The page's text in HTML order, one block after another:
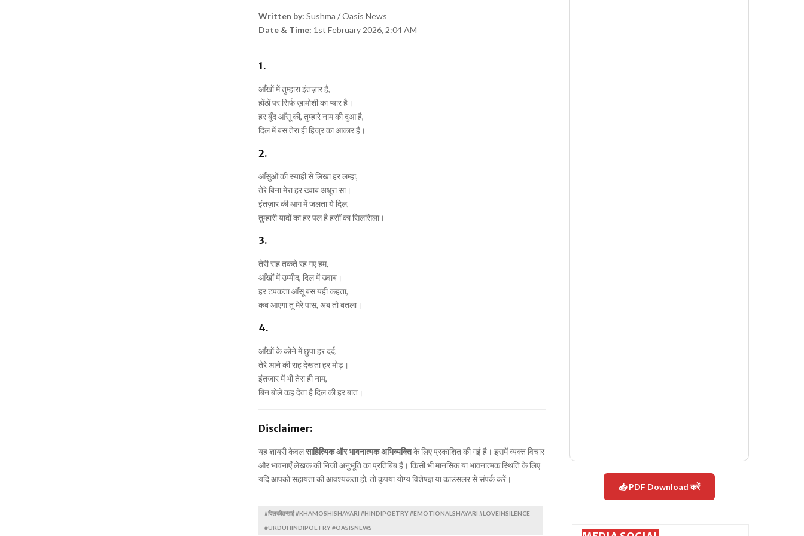
Written by: Sushma / Oasis News
Date & Time: 1st February 2026, 2:04 AM
1.
आँखों में तुम्हारा इंतज़ार है,
होंठों पर सिर्फ ख़ामोशी का प्यार है।
हर बूँद आँसू की, तुम्हारे नाम की दुआ है,
दिल में बस तेरा ही हिज्र का आकार है।
2.
आँसुओं की स्याही से लिखा हर लम्हा,
तेरे बिना मेरा हर ख्वाब अधूरा सा।
इंतज़ार की आग में जलता ये दिल,
तुम्हारी यादों का हर पल है हसीं का सिलसिला।
3.
तेरी राह तकते रह गए हम,
आँखों में उम्मीद, दिल में ख्वाब।
हर टपकता आँसू बस यही कहता,
कब आएगा तू मेरे पास, अब तो बतला।
4.
आँखों के कोने में छुपा हर दर्द,
तेरे आने की राह देखता हर मोड़।
इंतज़ार में भी तेरा ही नाम,
बिन बोले कह देता है दिल की हर बात।
Disclaimer:
यह शायरी केवलसाहित्यिक और भावनात्मक अभिव्यक्तिके लिए प्रकाशित की गई है। इसमें व्यक्त विचार
और भावनाएँ लेखक की निजी अनुभूति का प्रतिबिंब हैं। किसी भी मानसिक या भावनात्मक स्थिति के लिए
यदि आपको सहायता की आवश्यकता हो, तो कृपया योग्य विशेषज्ञ या काउंसलर से संपर्क करें।
#दिलकीतन्हाई #KHAMOSHISHAYARI #HINDIPOETRY #EMOTIONALSHAYARI #LOVEINSILENCE
#URDUHINDIPOETRY #OASISNEWS
📥 PDF Download करें